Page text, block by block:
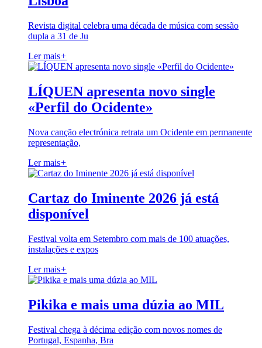
Revista digital celebra uma década de música com sessão
dupla a 31 de Ju
Ler mais+
LÍQUEN apresenta novo single
«Perfil do Ocidente»
Nova canção electrónica retrata um Ocidente em permanente
representação,
Ler mais+
Cartaz do Iminente 2026 já está
disponível
Festival volta em Setembro com mais de 100 atuações,
instalações e expos
Ler mais+
Pikika e mais uma dúzia ao MIL
Festival chega à décima edição com novos nomes de
Portugal, Espanha, Bra